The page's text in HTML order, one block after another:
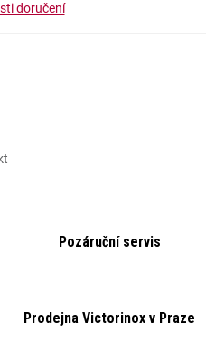
doručení
Pozáruční servis
Prodejna Victorinox v Praze